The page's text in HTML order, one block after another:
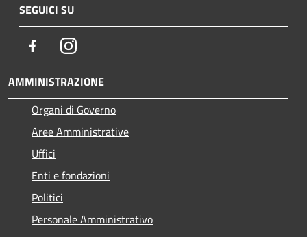
SEGUICI SU
FacebookInstagram
AMMINISTRAZIONE
Organi di Governo
Aree Amministrative
Uffici
Enti e fondazioni
Politici
Personale Amministrativo